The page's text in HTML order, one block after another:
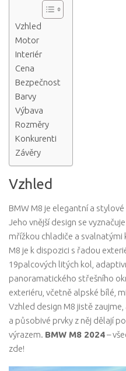
Vzhled
Motor
Interiér
Cena
Bezpečnost
Barvy
Výbava
Rozměry
Konkurenti
Závěry
Vzhled
BMW M8 je elegantní a
Jeho vnější design se
mřížkou chladiče a svalnatými
M8 je k dispozici s řadou
19palcových litých kol,
panoramatického střešního
exteriéru, včetně alpské bílé,
Vzhled design M8 jistě
a působivé prvky z něj dělají
výrazem. BMW M8 2024–
zde!